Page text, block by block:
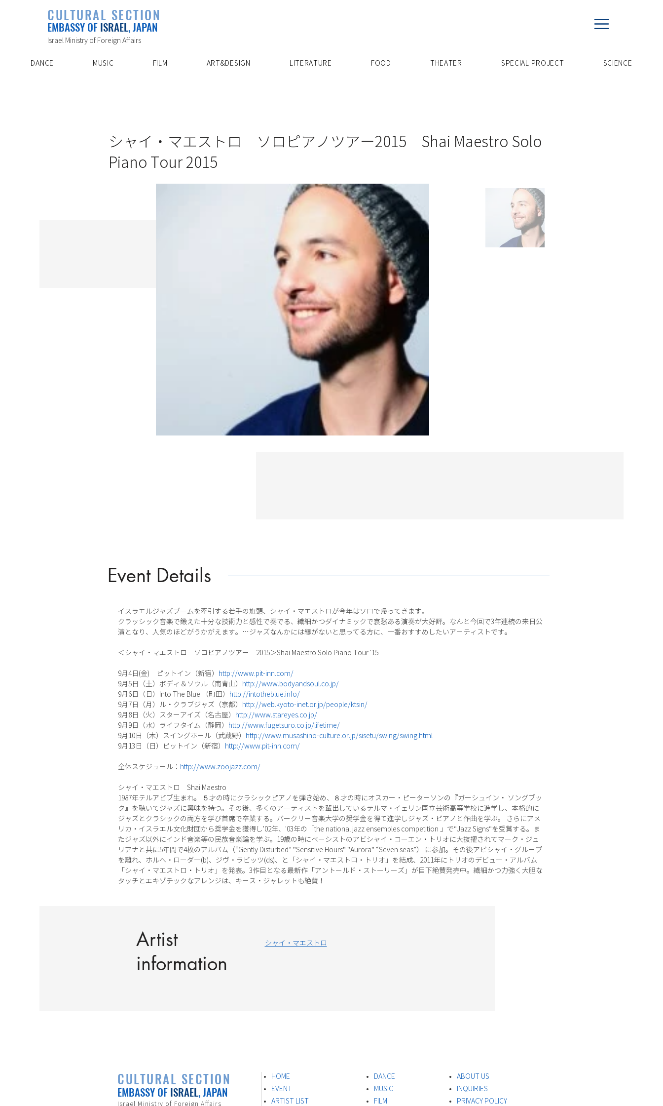
SPECIAL PROJECT
ABOUT US
CONTACT
CULTURAL SECTION
EMBASSY OFISRAEL, JAPAN
Israel Ministry of Foreign Affairs
DANCE MUSIC FILM ART&DESIGN LITERATURE FOOD THEATER SPECIAL PROJECT ​SCIENCE
シャイ・マエストロ ソロピアノツアー2015 Shai Maestro Solo
Piano Tour 2015
Event Details
イスラエルジャズブームを牽引する若手の旗頭、シャイ・マエストロが今年はソロで帰ってきます。
クラッシック音楽で鍛えた十分な技術力と感性で奏でる、繊細かつダイナミックで哀愁ある演奏が大好評。なんと今回で3年連続の来日公
演となり、人気のほどがうかがえます。…ジャズなんかには縁がないと思ってる方に、一番おすすめしたいアーティストです。
＜シャイ・マエストロ ソロピアノツアー 2015＞Shai Maestro Solo Piano Tour '15
9月4日(金) ピットイン（新宿）
http://www.pit-inn.com/
9月5日（土）ボディ＆ソウル（南青山）
http://www.bodyandsoul.co.jp/
9月6日（日）Into The Blue （町田）
http://intotheblue.info/
9月7日（月）ル・クラブジャズ（京都）
http://web.kyoto-inet.or.jp/people/ktsin/
9月8日（火）スターアイズ（名古屋）
http://www.stareyes.co.jp/
9月9日（水）ライフタイム（静岡）
http://www.fugetsuro.co.jp/lifetime/
9月10日（木）スイングホール（武蔵野）
http://www.musashino-culture.or.jp/sisetu/swing/swing.html
9月13日（日）ピットイン（新宿）
http://www.pit-inn.com/
全体スケジュール： http://www.zoojazz.com/
シャイ・マエストロ Shai Maestro
1987年テルアビブ生まれ。 ５才の時にクラシックピアノを弾き始め、８才の時にオスカー・ピーターソンの『ガーシュイン・ ソングブッ
ク』を聴いてジャズに興味を持つ。その後、多くのアーティストを輩出しているテルマ・イェリン国立芸術高等学校に進学し、本格的に
ジャズとクラシックの両方を学び首席で卒業する。バークリー音楽大学の奨学金を得て進学しジャズ・ピアノと作曲を学ぶ。 さらにアメ
リカ・イスラエル文化財団から奨学金を獲得し'02年、'03年の「the national jazz ensembles competition 」で"Jazz Signs"を受賞する。ま
たジャズ以外にインド音楽等の民族音楽論を学ぶ。19歳の時にベーシストのアビシャイ・コーエン・トリオに大抜擢されてマーク・ジュ
リアナと共に5年間で4枚のアルバム（“Gently Disturbed” "Sensitive Hours" "Aurora" “Seven seas”） に参加。その後アビシャイ・グループ
を離れ、ホルへ・ローダー(b)、ジヴ・ラビッツ(ds)、と「シャイ・マエストロ・トリオ」を結成、2011年にトリオのデビュー・アルバム
「シャイ・マエストロ・トリオ」を発表。3作目となる最新作「アントールド・ストーリーズ」が目下絶賛発売中。繊細かつ力強く大胆な
タッチとエキゾチックなアレンジは、キース・ジャレットも絶賛！
Artist
information
シャイ・マエストロ
CULTURAL SECTION
EMBASSY OFISRAEL, JAPAN
Israel Ministry of Foreign Affairs
HOME
EVENT
ARTIST LIST
DANCE
MUSIC
FILM
ABOUT US
INQUIRIES
PRIVACY POLICY